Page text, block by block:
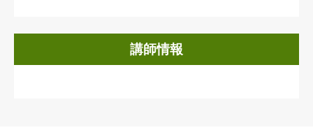
講師情報